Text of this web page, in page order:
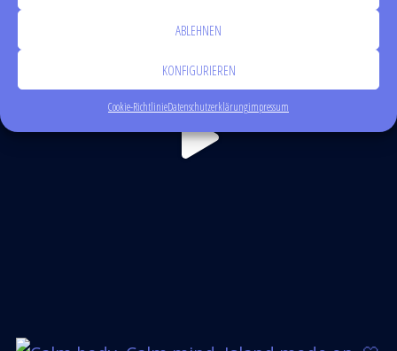
ABLEHNEN
KONFIGURIEREN
Cookie-RichtlinieDatenschutzerklärungimpressum